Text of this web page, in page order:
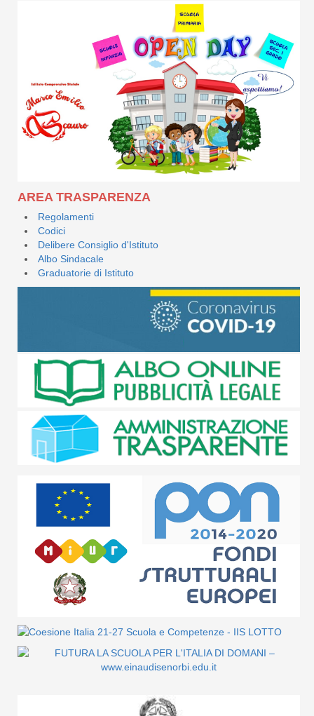
AREA TRASPARENZA
Regolamenti
Codici
Delibere Consiglio d'Istituto
Albo Sindacale
Graduatorie di Istituto